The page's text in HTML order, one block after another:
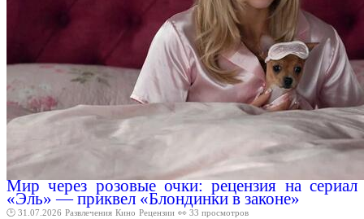
Мир через розовые очки: рецензия на сериал
«Эль» — приквел «Блондинки в законе»
🕑 31.07.2026 Развлечения Кино Рецензии 👀 33 просмотров